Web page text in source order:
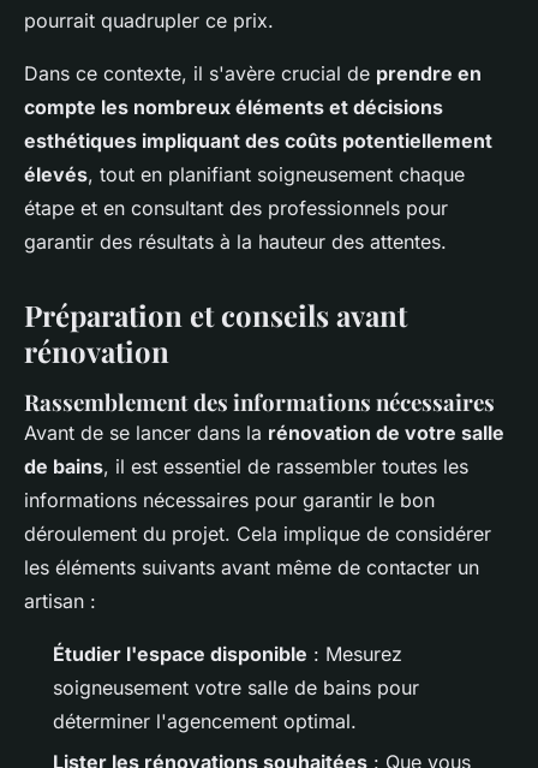
pourrait quadrupler ce prix.
Dans ce contexte, il s'avère crucial de prendre en
compte les nombreux éléments et décisions
esthétiques impliquant des coûts potentiellement
élevés, tout en planifiant soigneusement chaque
étape et en consultant des professionnels pour
garantir des résultats à la hauteur des attentes.
Préparation et conseils avant
rénovation
Rassemblement des informations nécessaires
Avant de se lancer dans la rénovation de votre salle
de bains, il est essentiel de rassembler toutes les
informations nécessaires pour garantir le bon
déroulement du projet. Cela implique de considérer
les éléments suivants avant même de contacter un
artisan :
Étudier l'espace disponible : Mesurez
soigneusement votre salle de bains pour
déterminer l'agencement optimal.
Lister les rénovations souhaitées : Que vous